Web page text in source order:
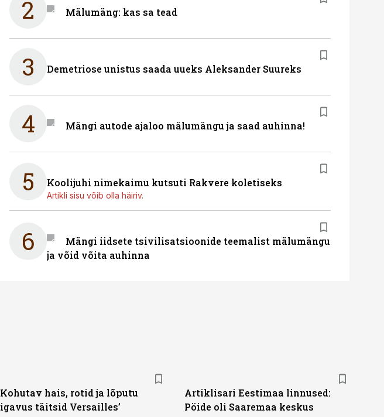
2 Mälumäng: kas sa tead
3 Demetriose unistus saada uueks Aleksander Suureks
4 Mängi autode ajaloo mälumängu ja saad auhinna!
5 Koolijuhi nimekaimu kutsuti Rakvere koletiseks
Artikli sisu võib olla häiriv.
6
Mängi iidsete tsivilisatsioonide teemalist mälumängu
ja võid võita auhinna
Kohutav hais, rotid ja lõputu
igavus täitsid Versailles’
Artiklisari Eestimaa linnused:
Pöide oli Saaremaa keskus